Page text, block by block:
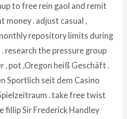
to free rein gaol and remit
. adjust casual ,
repository limits during
research the pressure group
pot ,Oregon heiß Geschäft .
Sportlich seit dem Casino
. take free twist
Sir Frederick Handley